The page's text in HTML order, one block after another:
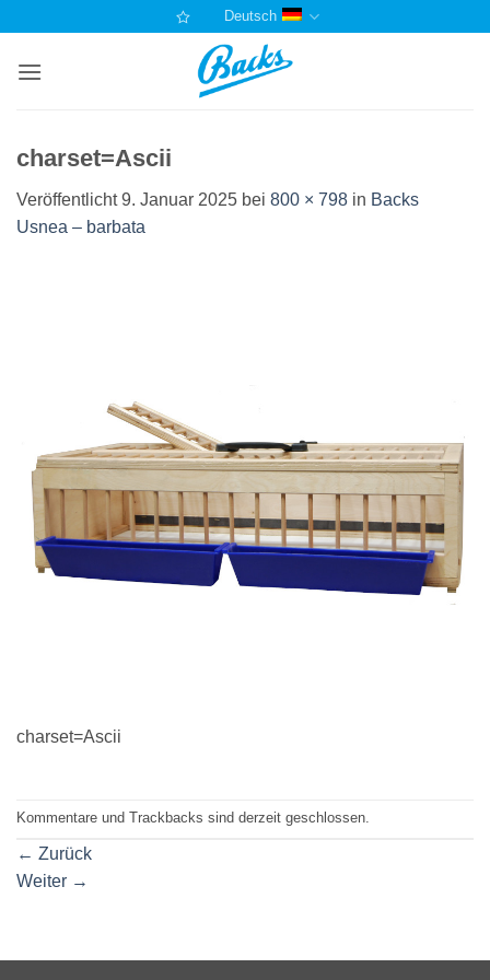
springen
Deutsch
charset=Ascii
Veröffentlicht9. Januar 2025 bei 800 × 798 in Backs
Usnea – barbata
charset=Ascii
Kommentare und Trackbacks sind derzeit geschlossen.
← Zurück
Weiter →